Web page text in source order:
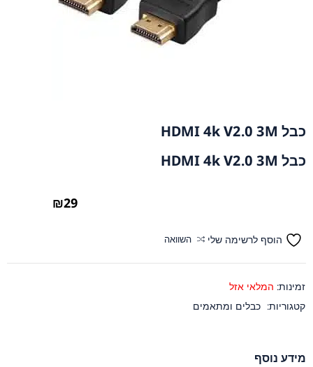
כבל HDMI 4k V2.0 3M
כבל HDMI 4k V2.0 3M
₪29
הוסף לרשימה שלי השוואה
זמינות: המלאי אזל
קטגוריות: כבלים ומתאמים
מידע נוסף